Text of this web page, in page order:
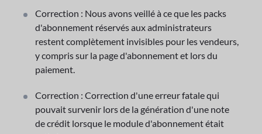
Correction : Nous avons veillé à ce que les packs
d'abonnement réservés aux administrateurs
restent complètement invisibles pour les vendeurs,
y compris sur la page d'abonnement et lors du
paiement.
Correction : Correction d'une erreur fatale qui
pouvait survenir lors de la génération d'une note
de crédit lorsque le module d'abonnement était